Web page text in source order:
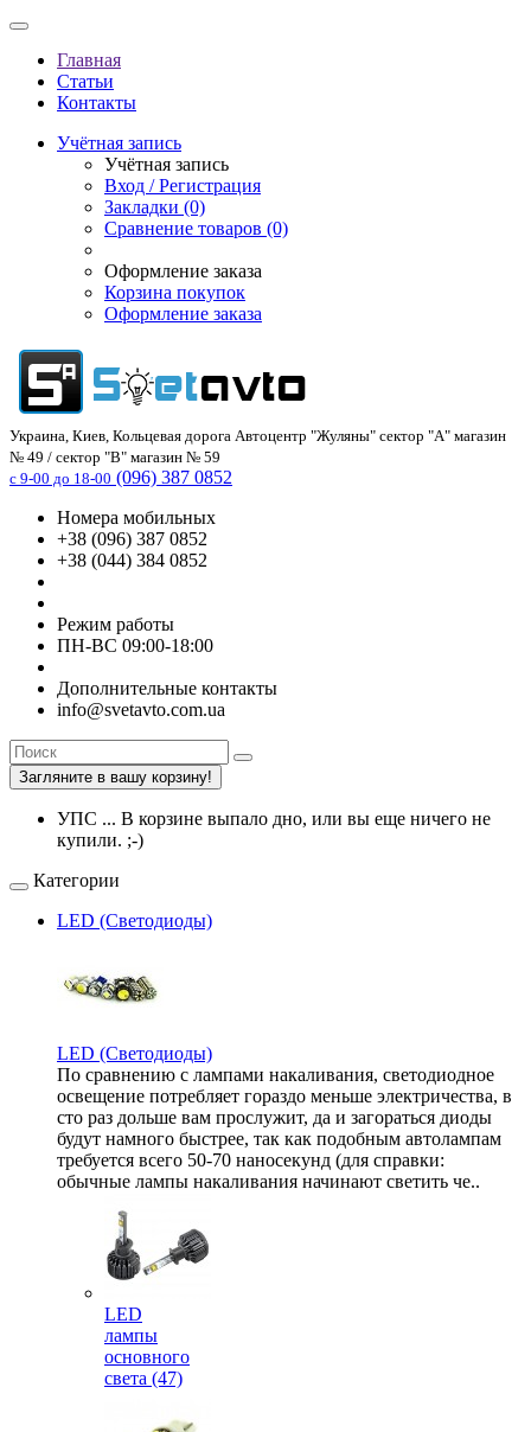
Главная
Статьи
Контакты
Учётная запись
Учётная запись
Вход / Регистрация
Закладки (0)
Сравнение товаров (0)
Оформление заказа
Корзина покупок
Оформление заказа
Украина, Киев, Кольцевая дорога Автоцентр "Жуляны" сектор "А" магазин
№ 49 / сектор "В" магазин № 59
с 9-00 до 18-00 (096) 387 0852
Номера мобильных
+38 (096) 387 0852
+38 (044) 384 0852
Режим работы
ПН-ВС 09:00-18:00
Дополнительные контакты
info@svetavto.com.ua
Загляните в вашу корзину!
УПС ... В корзине выпало дно, или вы еще ничего не
купили. ;-)
Категории
LED (Светодиоды)
LED (Светодиоды)
По сравнению с лампами накаливания, светодиодное
освещение потребляет гораздо меньше электричества, в
сто раз дольше вам прослужит, да и загораться диоды
будут намного быстрее, так как подобным автолампам
требуется всего 50-70 наносекунд (для справки:
обычные лампы накаливания начинают светить че..
LED
лампы
основного
света (47)